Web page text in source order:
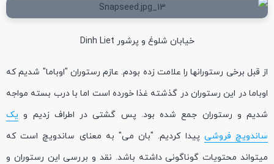
خیابان شلوغ و پرشور Dinh Liet
از قبل برخی رستورانها را علامت زده بودم. عازم رستوران "اوباما" شدیم که
اوباما در این رستوران در گذشته غذا خورده است اما با درب بسته مواجه
شدیم و رستوران جمع شده بود. پس گشتی در اطراف زدیم و یک
ساندویچ فروشی پیدا کردیم. "بان می" به معنای ساندویچ است که
میتواند محتویات گوناگونی داشته باشد. نقد و بررسی این رستوران و